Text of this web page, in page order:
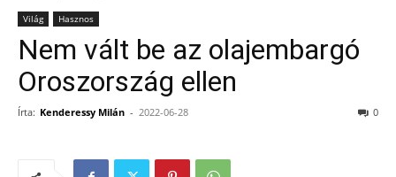
Világ Hasznos
Nem vált be az olajembargó
Oroszország ellen
Írta: Kenderessy Milán - 2022-06-28 0